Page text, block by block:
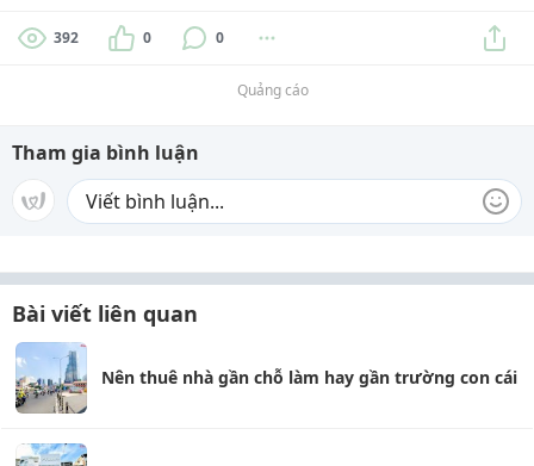
392 0 0
Quảng cáo
Tham gia bình luận
Bài viết liên quan
Nên thuê nhà gần chỗ làm hay gần trường con cái